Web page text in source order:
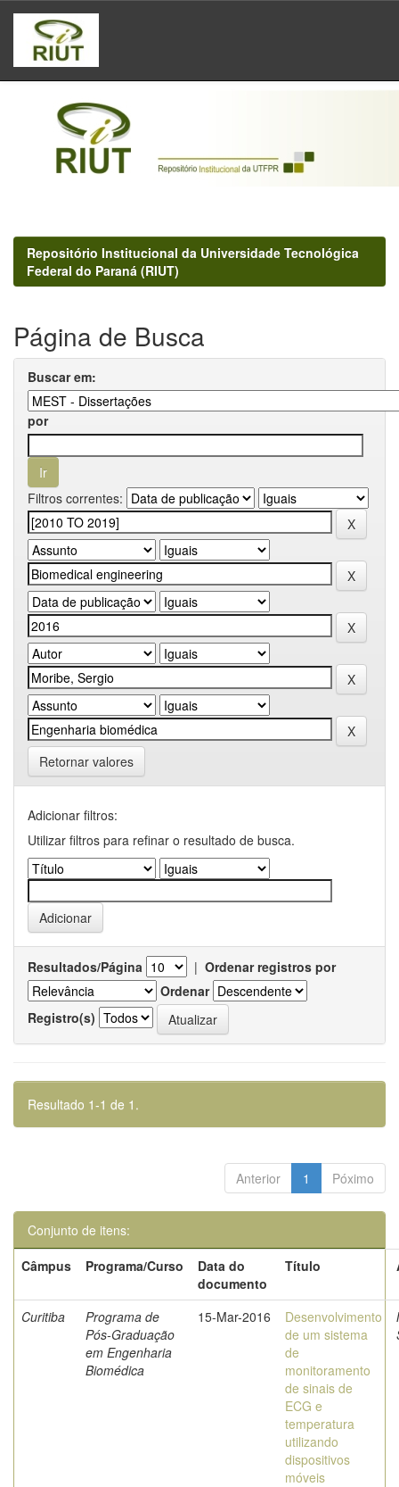
Skip
navigation
Repositório Institucional da Universidade Tecnológica
Federal do Paraná (RIUT)
Página de Busca
Buscar em:
por
Filtros correntes:
Retornar valores
Adicionar filtros:
Utilizar filtros para refinar o resultado de busca.
Resultados/Página | Ordenar registros por
Ordenar
Registro(s)
Resultado 1-1 de 1.
Anterior 1 Póximo
Conjunto de itens:
Câmpus
Programa/Curso
Data do
documento
Título
Curitiba
Programa de
Pós-Graduação
em Engenharia
Biomédica
15-Mar-2016
Desenvolvimento
de um sistema
de
monitoramento
de sinais de
ECG e
temperatura
utilizando
dispositivos
móveis